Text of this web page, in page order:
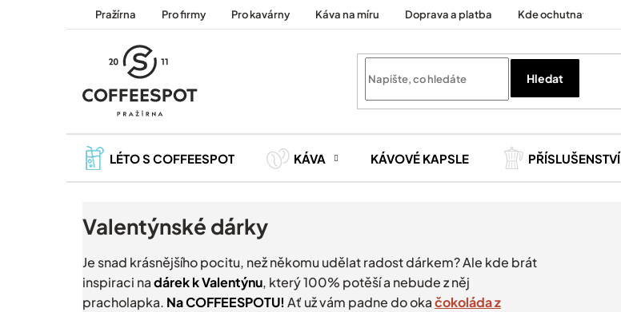
Pražírna Pro firmy Pro kavárny Káva na míru Doprava a platba Kde ochutnat
Hledat
LÉTO S COFFEESPOT KÁVA KÁVOVÉ KAPSLE PŘÍSLUŠENSTVÍ
Valentýnské dárky
Je snad krásnějšího pocitu, než někomu udělat radost dárkem? Ale kde brát
inspiraci nadárek k Valentýnu, který 100% potěší a nebude z něj
pracholapka. Na COFFEESPOTU! Ať už vám padne do okačokoláda z